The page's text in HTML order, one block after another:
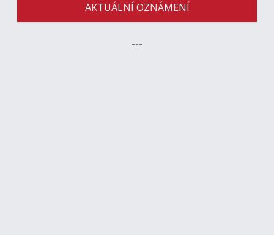
AKTUÁLNÍ OZNÁMENÍ
---